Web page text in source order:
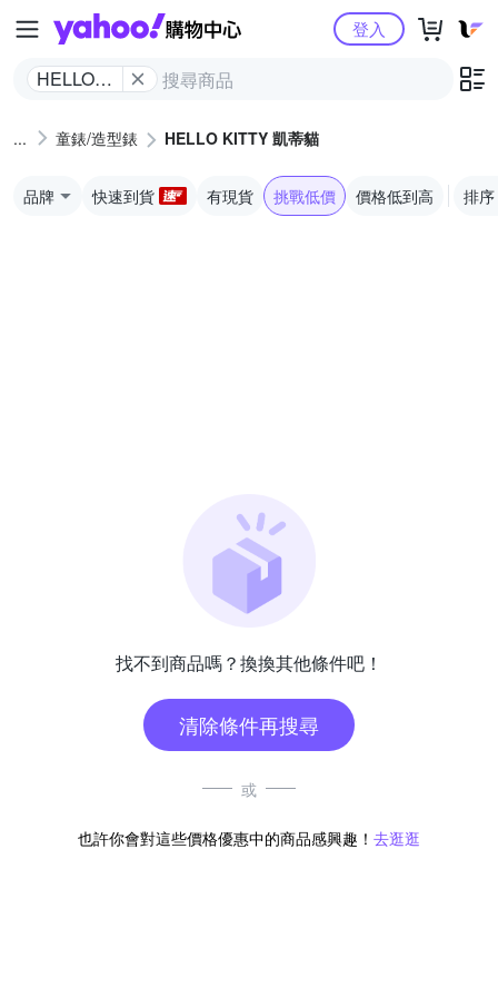
Yahoo購物中心
HELLO
蒂貓
登入
童錶/造型錶 HELLO KITTY 凱蒂貓
品牌 快速到貨 有現貨 挑戰低價 價格低到高 排序
找不到商品嗎？換換其他條件吧！
清除條件再搜尋
或
也許你會對這些價格優惠中的商品感興趣！ 去逛逛